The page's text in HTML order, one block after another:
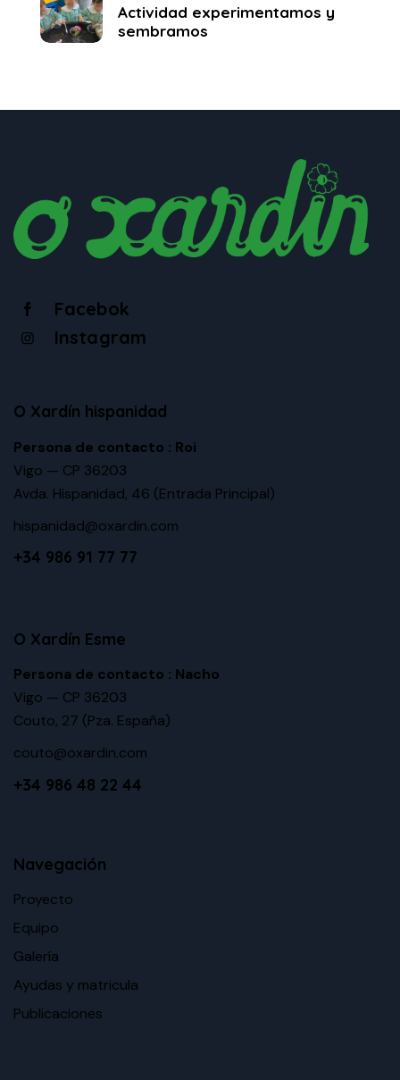
Actividad experimentamos y
sembramos
Facebok
Instagram
O Xardín hispanidad
Persona de contacto : Roi
Vigo — CP 36203
Avda. Hispanidad, 46 (Entrada Principal)
hispanidad@oxardin.com
+34 986 91 77 77
O Xardín Esme
Persona de contacto : Nacho
Vigo — CP 36203
Couto, 27 (Pza. España)
couto@oxardin.com
+34 986 48 22 44
Navegación
Proyecto
Equipo
Galería
Ayudas y matricula
Publicaciones